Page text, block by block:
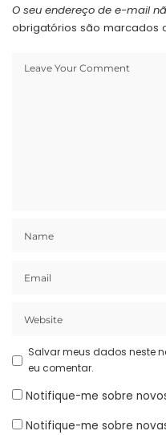
O seu endereço de e-mail
obrigatórios são marcados
Salvar meus dados neste
eu comentar.
Notifique-me sobre
Notifique-me sobre